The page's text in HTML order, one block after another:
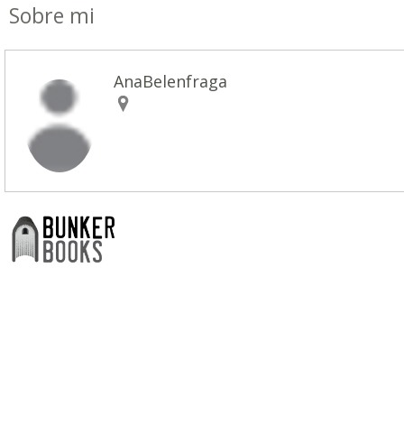
Sobre mi
AnaBelenfraga